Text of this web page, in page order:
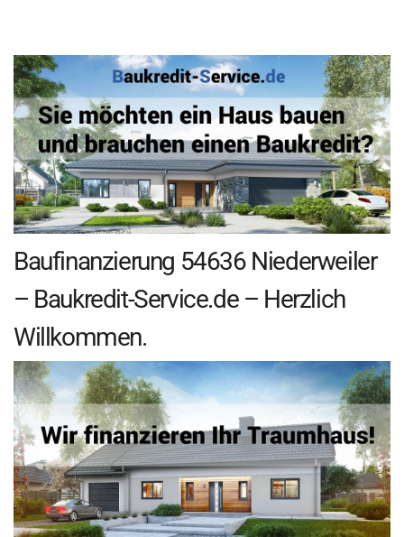
Baufinanzierung 54636 Niederweiler
– Baukredit-Service.de – Herzlich
Willkommen.